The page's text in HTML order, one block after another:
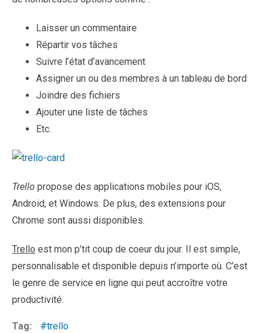
Laisser un commentaire
Répartir vos tâches
Suivre l’état d’avancement
Assigner un ou des membres à un tableau de bord
Joindre des fichiers
Ajouter une liste de tâches
Etc.
Trello propose des applications mobiles pour iOS,
Android, et Windows. De plus, des extensions pour
Chrome sont aussi disponibles.
Trello est mon p’tit coup de coeur du jour. Il est simple,
personnalisable et disponible depuis n’importe où. C’est
le genre de service en ligne qui peut accroître votre
productivité.
Tag: trello